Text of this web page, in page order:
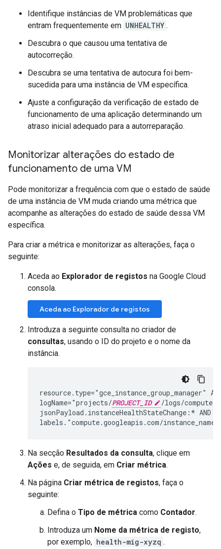
Identifique instâncias de VM problemáticas que
entram frequentemente em UNHEALTHY .
Descubra o que causou uma tentativa de
autocorreção.
Descubra se uma tentativa de autocura foi bem-
sucedida para uma instância de VM específica.
Ajuste a configuração da verificação de estado de
funcionamento de uma aplicação determinando um
atraso inicial adequado para a autorreparação.
Monitorizar alterações do estado de
funcionamento de uma VM
Pode monitorizar a frequência com que o estado de saúde
de uma instância de VM muda criando uma métrica que
acompanhe as alterações do estado de saúde dessa VM
específica.
Para criar a métrica e monitorizar as alterações, faça o
seguinte:
Aceda ao Explorador de registos na Google Cloud
consola.
Aceda ao Explorador de registos
Introduza a seguinte consulta no criador de
consultas, usando o ID do projeto e o nome da
instância.
resource.type="gce_instance_group_manager"
logName="projects/PROJECT_ID
/logs/
jsonPayload.instanceHealthStateChange:* AND
labels."compute.googleapis.com/
Na secção Resultados da consulta, clique em
Ações e, de seguida, em Criar métrica.
Na página Criar métrica de registos, faça o
seguinte:
Defina o Tipo de métrica como Contador.
Introduza um Nome da métrica de registo,
por exemplo, health-mig-xyzq .